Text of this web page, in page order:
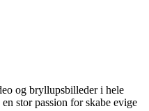
og bryllupsbilleder i hele
stor passion for skabe evige